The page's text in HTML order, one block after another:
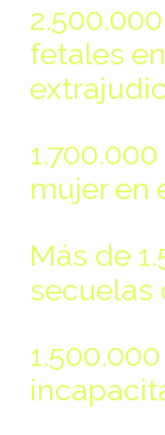
fetales
mujer en
Más de
secuelas